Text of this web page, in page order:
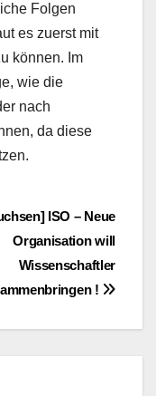
Folgen
es zuerst mit
können. Im
wie die
nach
da diese
ISO – Neue
Organisation will
Wissenschaftler
!